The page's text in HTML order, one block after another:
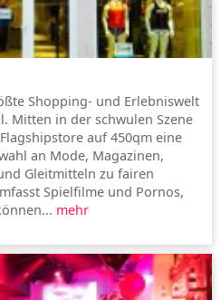
Shopping- und Erlebniswelt
Mitten in der schwulen Szene
auf 450qm eine
an Mode, Magazinen,
Gleitmitteln zu fairen
Spielfilme und Pornos,
mehr